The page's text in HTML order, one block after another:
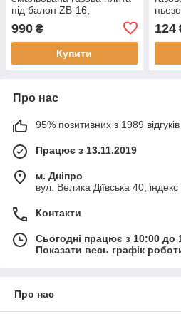
під балон ZB-16,
плитка
990 ₴
Купити
124
Про нас
95% позитивних з 1989 відгуків
Працює з 13.11.2019
м. Дніпро
вул. Велика Діївська 40,
Контакти
Сьогодні працює з 10:00 до
Показати весь графік
Про нас